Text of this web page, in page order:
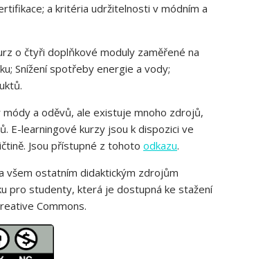
a kritéria udržitelnosti v módním a
o čtyři doplňkové moduly zaměřené na
Snížení spotřeby energie a vody;
a oděvů, ale existuje mnoho zdrojů,
E-learningové kurzy jsou k dispozici ve
Jsou přístupné z tohoto odkazu.
všem ostatním didaktickým zdrojům
pro studenty, která je dostupná ke stažení
Commons.